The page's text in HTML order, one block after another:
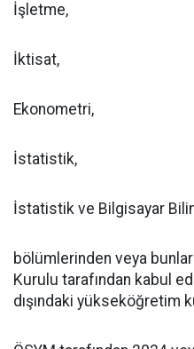
İşletme,
İktisat,
Ekonometri,
İstatistik,
İstatistik ve Bilgisayar
bölümlerinden veya
Kurulu tarafından kabul
dışındaki yükseköğretim